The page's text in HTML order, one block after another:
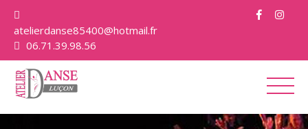
atelierdanse85400@hotmail.fr
06.71.39.98.56